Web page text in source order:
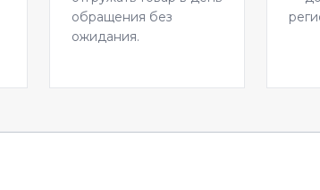
обращения без
ожидания.